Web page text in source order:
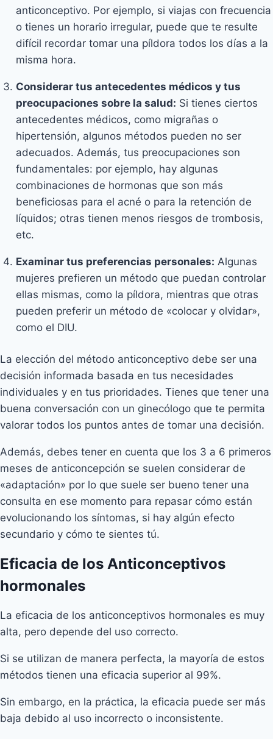
anticonceptivo. Por ejemplo, si viajas con frecuencia
o tienes un horario irregular, puede que te resulte
difícil recordar tomar una píldora todos los días a la
misma hora.
Considerar tus antecedentes médicos y tus
preocupaciones sobre la salud: Si tienes ciertos
antecedentes médicos, como migrañas o
hipertensión, algunos métodos pueden no ser
adecuados. Además, tus preocupaciones son
fundamentales: por ejemplo, hay algunas
combinaciones de hormonas que son más
beneficiosas para el acné o para la retención de
líquidos; otras tienen menos riesgos de trombosis,
etc.
Examinar tus preferencias personales: Algunas
mujeres prefieren un método que puedan controlar
ellas mismas, como la píldora, mientras que otras
pueden preferir un método de «colocar y olvidar»,
como el DIU.
La elección del método anticonceptivo debe ser una
decisión informada basada en tus necesidades
individuales y en tus prioridades. Tienes que tener una
buena conversación con un ginecólogo que te permita
valorar todos los puntos antes de tomar una decisión.
Además, debes tener en cuenta que los 3 a 6 primeros
meses de anticoncepción se suelen considerar de
«adaptación» por lo que suele ser bueno tener una
consulta en ese momento para repasar cómo están
evolucionando los síntomas, si hay algún efecto
secundario y cómo te sientes tú.
Eficacia de los Anticonceptivos
hormonales
La eficacia de los anticonceptivos hormonales es muy
alta, pero depende del uso correcto.
Si se utilizan de manera perfecta, la mayoría de estos
métodos tienen una eficacia superior al 99%.
Sin embargo, en la práctica, la eficacia puede ser más
baja debido al uso incorrecto o inconsistente.